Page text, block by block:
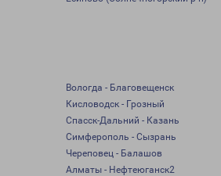
Вологда - Благовещенск
Кисловодск - Грозный
Спасск-Дальний - Казань
Симферополь - Сызрань
Череповец - Балашов
Алматы - Нефтеюганск2